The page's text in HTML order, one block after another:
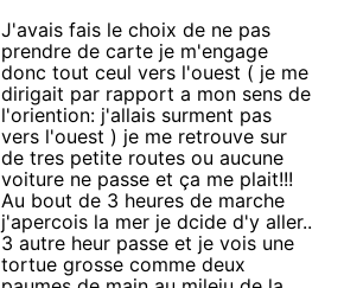
J'avais fais le choix de ne pas
prendre de carte je m'engage
donc tout ceul vers l'ouest ( je me
dirigait par rapport a mon sens de
l'oriention: j'allais surment pas
vers l'ouest ) je me retrouve sur
de tres petite routes ou aucune
voiture ne passe et ça me plait!!!
Au bout de 3 heures de marche
j'apercois la mer je dcide d'y aller..
3 autre heur passe et je vois une
tortue grosse comme deux